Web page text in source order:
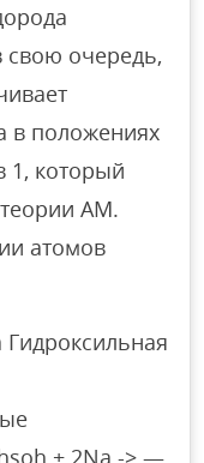
свою очередь,
в положениях
1, который
АМ.
атомов
+ 2Na -> —